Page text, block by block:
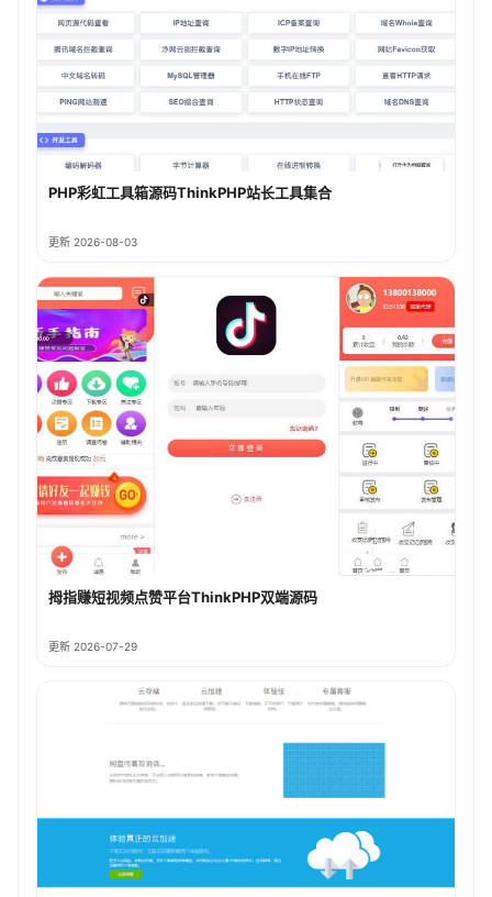
PHP彩虹工具箱源码ThinkPHP站长工具集合
更新 2026-08-03
拇指赚短视频点赞平台ThinkPHP双端源码
更新 2026-07-29